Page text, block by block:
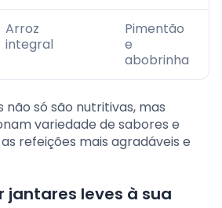
Arroz
integral
Pimentão
e
abobrinha
não só são nutritivas, mas
variedade de sabores e
refeições mais agradáveis e
leves à sua